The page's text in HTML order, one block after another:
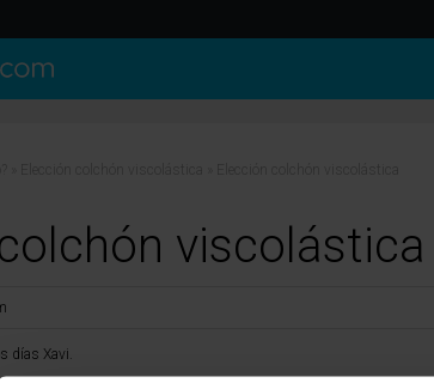
viscolástica
días Xavi.